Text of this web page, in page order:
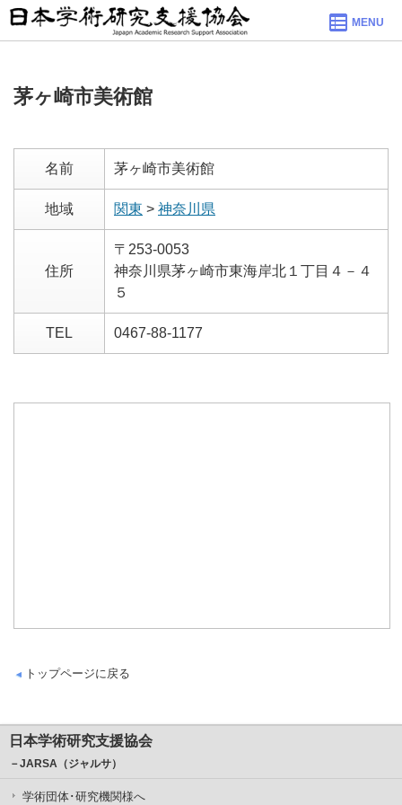
MENU
茅ヶ崎市美術館
名前 茅ヶ崎市美術館
地域 関東 > 神奈川県
住所
〒253-0053
神奈川県茅ヶ崎市東海岸北１丁目４－４
５
TEL 0467-88-1177
トップページに戻る
日本学術研究支援協会
－JARSA（ジャルサ）
学術団体･研究機関様へ